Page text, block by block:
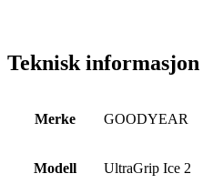
Teknisk informasjon
Merke GOODYEAR
Modell UltraGrip Ice 2